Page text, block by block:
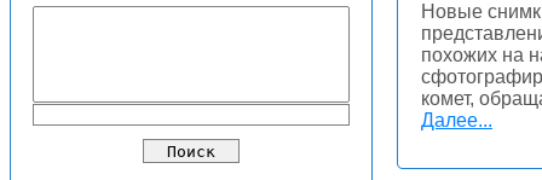
Новые
похожих на
комет,
Далее...